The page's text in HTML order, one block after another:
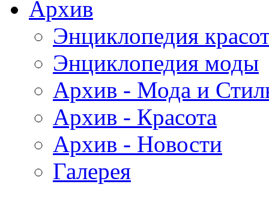
Архив
Энциклопедия
Энциклопедия моды
Архив - Мода и
Архив - Красота
Архив - Новости
Галерея